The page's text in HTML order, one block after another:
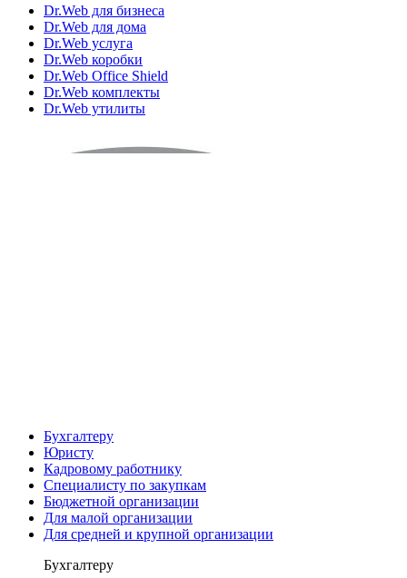
Dr.Web для бизнеса
Dr.Web для дома
Dr.Web услуга
Dr.Web коробки
Dr.Web Office Shield
Dr.Web комплекты
Dr.Web утилиты
Бухгалтеру
Юристу
Кадровому работнику
Специалисту по закупкам
Бюджетной организации
Для малой организации
Для средней и крупной организации
Бухгалтеру